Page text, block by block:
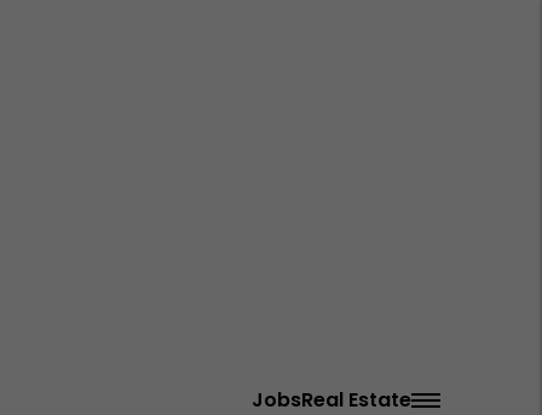
JobsReal Estate